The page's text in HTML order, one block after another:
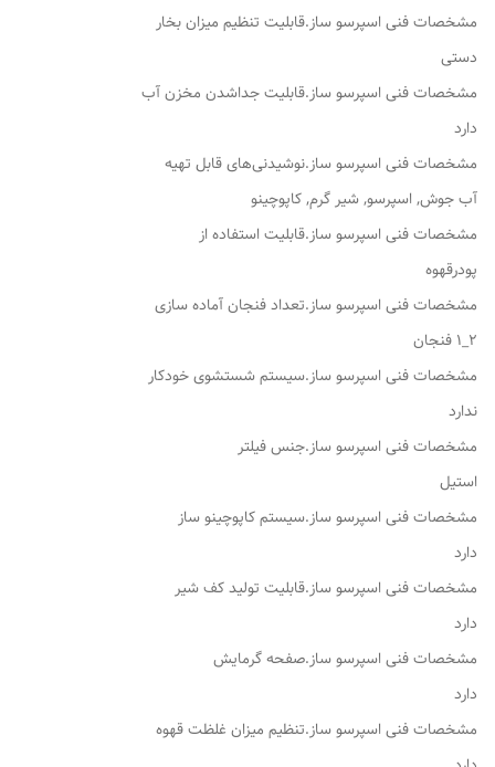
مشخصات فنی اسپرسو ساز.قابلیت تنظیم میزان بخار
دستی
مشخصات فنی اسپرسو ساز.قابلیت جداشدن مخزن آب
دارد
مشخصات فنی اسپرسو ساز.نوشیدنی‌های قابل تهیه
آب جوش, اسپرسو, شیر گرم, کاپوچینو
مشخصات فنی اسپرسو ساز.قابلیت استفاده از
پودرقهوه
مشخصات فنی اسپرسو ساز.تعداد فنجان آماده سازی
۲_۱ فنجان
مشخصات فنی اسپرسو ساز.سیستم شستشوی خودکار
ندارد
مشخصات فنی اسپرسو ساز.جنس فیلتر
استیل
مشخصات فنی اسپرسو ساز.سیستم کاپوچینو ساز
دارد
مشخصات فنی اسپرسو ساز.قابلیت تولید کف شیر
دارد
مشخصات فنی اسپرسو ساز.صفحه گرمایش
دارد
مشخصات فنی اسپرسو ساز.تنظیم میزان غلظت قهوه